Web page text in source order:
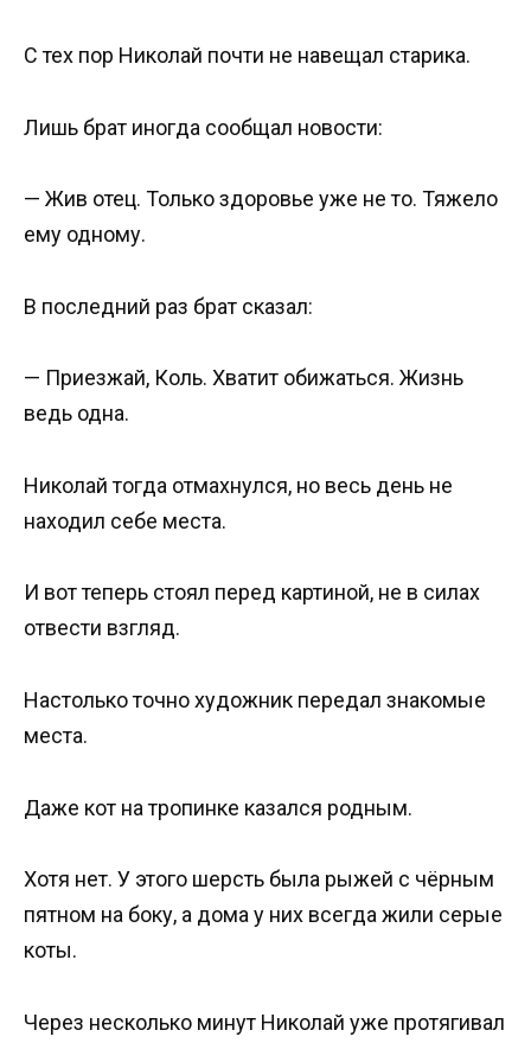
С тех пор Николай почти не навещал старика.
Лишь брат иногда сообщал новости:
— Жив отец. Только здоровье уже не то. Тяжело
ему одному.
В последний раз брат сказал:
— Приезжай, Коль. Хватит обижаться. Жизнь
ведь одна.
Николай тогда отмахнулся, но весь день не
находил себе места.
И вот теперь стоял перед картиной, не в силах
отвести взгляд.
Настолько точно художник передал знакомые
места.
Даже кот на тропинке казался родным.
Хотя нет. У этого шерсть была рыжей с чёрным
пятном на боку, а дома у них всегда жили серые
коты.
Через несколько минут Николай уже протягивал